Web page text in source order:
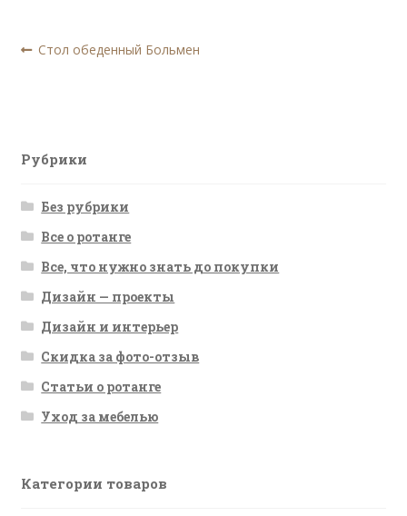
Навигация
Предыдущая
Стол обеденный Больмен
Рубрики
Без рубрики
Все о ротанге
Все, что нужно знать до покупки
Дизайн — проекты
Дизайн и интерьер
Скидка за фото-отзыв
Статьи о ротанге
Уход за мебелью
Категории товаров